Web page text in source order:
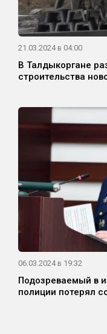
21.03.2024 в 04:00
В Талдыкоргане
строительства
06.03.2024 в 19:32
Подозреваемый в
полиции потерял